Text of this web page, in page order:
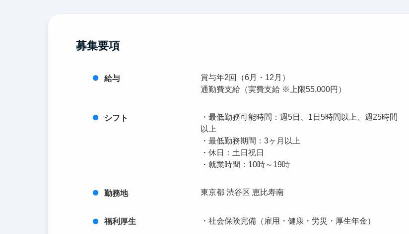
募集要項
給与
賞与年2回（6月・12月）
通勤費支給（実費支給 ※上限55,000円）
シフト
・最低勤務可能時間：週5日、1日5時間以上、週25時間
以上
・最低勤務期間：3ヶ月以上
・休日：土日祝日
・就業時間：10時～19時
勤務地 東京都 渋谷区 恵比寿南
福利厚生 ・社会保険完備（雇用・健康・労災・厚生年金）